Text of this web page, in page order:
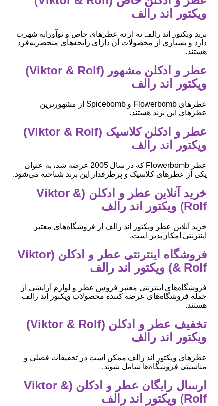
ویکتور اند رالف
برند ویکتور اند رالف به ارائه عطرهای خاص و نوآورانه شهرت
دارد و بسیاری از محصولات آن دارای رایحه‌های منحصربه‌فرد
هستند.
عطر و ادکلن مشهور (Viktor & Rolf)
ویکتور اند رالف
عطرهای Flowerbomb و Spicebomb از مشهورترین
عطرهای این برند هستند.
عطر و ادکلن کلاسیک (Viktor & Rolf)
ویکتور اند رالف
عطر Flowerbomb که در سال 2005 عرضه شد، به عنوان
یکی از عطرهای کلاسیک و پرطرفدار این برند شناخته می‌شود.
خرید آنلاین عطر و ادکلن (Viktor &
Rolf) ویکتور اند رالف
خرید آنلاین عطر ویکتور اند رالف از فروشگاه‌های معتبر
اینترنتی امکان‌پذیر است.
فروشگاه اینترنتی عطر و ادکلن (Viktor
& Rolf) ویکتور اند رالف
فروشگاه‌های اینترنتی معتبر فروش عطر و لوازم آرایشی از
جمله فروشگاه‌های عرضه کننده محصولات ویکتور اند رالف
هستند.
تخفیف عطر و ادکلن (Viktor & Rolf)
ویکتور اند رالف
عطرهای ویکتور اند رالف ممکن است در تخفیفات فصلی و
مناسبتی فروشگاه‌ها شامل شوند.
ارسال رایگان عطر و ادکلن (Viktor &
Rolf) ویکتور اند رالف